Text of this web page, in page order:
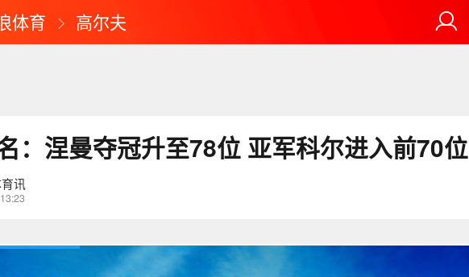
体育 高尔夫
：涅曼夺冠升至78位 亚军科尔进入前70位
讯
13:23